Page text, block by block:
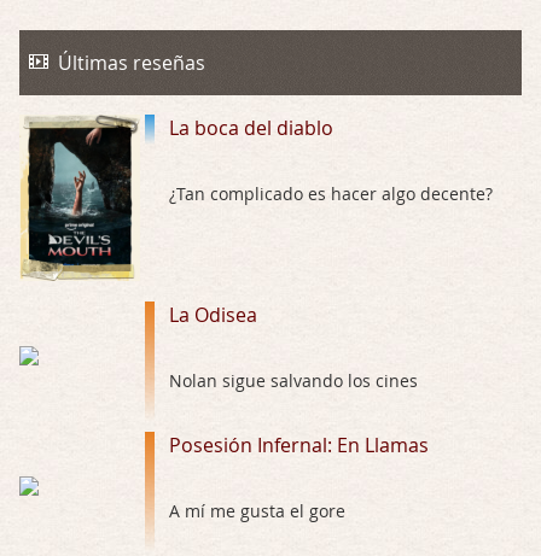
La Odisea
Por: Draghann
Trance
Por: Luar
Buena película, buen director y buenos ac …
El señor de las moscas
Por: Luar
Hungry
Las 10 películas gore de Almas Oscuras
Por: JORDI CRUYFF
Últimas reseñas
La boca del diablo
¿Tan complicado es hacer algo decente?
La Odisea
Nolan sigue salvando los cines
Posesión Infernal: En Llamas
A mí me gusta el gore